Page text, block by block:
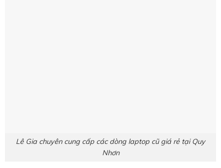
Lê Gia chuyên cung cấp các dòng laptop cũ giá rẻ tại Quy
Nhơn